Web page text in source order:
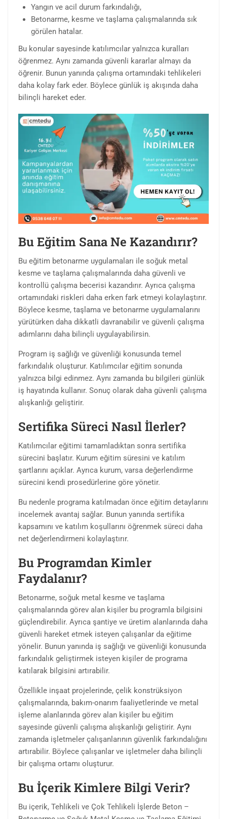
Yangın ve acil durum farkındalığı,
Betonarme, kesme ve taşlama çalışmalarında sık
görülen hatalar.
Bu konular sayesinde katılımcılar yalnızca kuralları
öğrenmez. Aynı zamanda güvenli kararlar almayı da
öğrenir. Bunun yanında çalışma ortamındaki tehlikeleri
daha kolay fark eder. Böylece günlük iş akışında daha
bilinçli hareket eder.
Bu Eğitim Sana Ne Kazandırır?
Bu eğitim betonarme uygulamaları ile soğuk metal
kesme ve taşlama çalışmalarında daha güvenli ve
kontrollü çalışma becerisi kazandırır. Ayrıca çalışma
ortamındaki riskleri daha erken fark etmeyi kolaylaştırır.
Böylece kesme, taşlama ve betonarme uygulamalarını
yürütürken daha dikkatli davranabilir ve güvenli çalışma
adımlarını daha bilinçli uygulayabilirsin.
Program iş sağlığı ve güvenliği konusunda temel
farkındalık oluşturur. Katılımcılar eğitim sonunda
yalnızca bilgi edinmez. Aynı zamanda bu bilgileri günlük
iş hayatında kullanır. Sonuç olarak daha güvenli çalışma
alışkanlığı geliştirir.
Sertifika Süreci Nasıl İlerler?
Katılımcılar eğitimi tamamladıktan sonra sertifika
sürecini başlatır. Kurum eğitim süresini ve katılım
şartlarını açıklar. Ayrıca kurum, varsa değerlendirme
sürecini kendi prosedürlerine göre yönetir.
Bu nedenle programa katılmadan önce eğitim detaylarını
incelemek avantaj sağlar. Bunun yanında sertifika
kapsamını ve katılım koşullarını öğrenmek süreci daha
net değerlendirmeni kolaylaştırır.
Bu Programdan Kimler
Faydalanır?
Betonarme, soğuk metal kesme ve taşlama
çalışmalarında görev alan kişiler bu programla bilgisini
güçlendirebilir. Ayrıca şantiye ve üretim alanlarında daha
güvenli hareket etmek isteyen çalışanlar da eğitime
yönelir. Bunun yanında iş sağlığı ve güvenliği konusunda
farkındalık geliştirmek isteyen kişiler de programa
katılarak bilgisini artırabilir.
Özellikle inşaat projelerinde, çelik konstrüksiyon
çalışmalarında, bakım-onarım faaliyetlerinde ve metal
işleme alanlarında görev alan kişiler bu eğitim
sayesinde güvenli çalışma alışkanlığı geliştirir. Aynı
zamanda işletmeler çalışanlarının güvenlik farkındalığını
artırabilir. Böylece çalışanlar ve işletmeler daha bilinçli
bir çalışma ortamı oluşturur.
Bu İçerik Kimlere Bilgi Verir?
Bu içerik, Tehlikeli ve Çok Tehlikeli İşlerde Beton –